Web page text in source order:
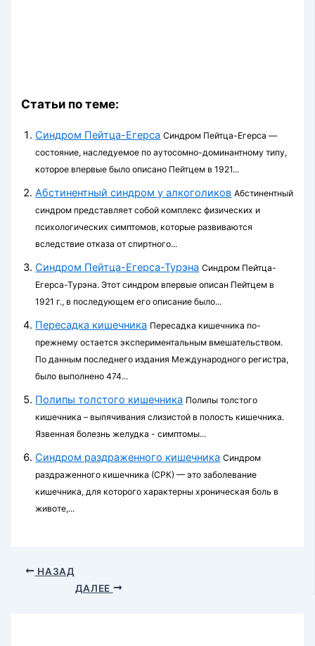
Статьи по теме:
Синдром Пейтца-Егерса Синдром Пейтца-Егерса —
состояние, насле­дуемое по аутосомно-доминантному типу,
которое впервые было описано Пейтцем в 1921...
Абстинентный синдром у алкоголиков Абстинентный
синдром представляет собой комплекс физических и
психологических симптомов, которые развиваются
вследствие отказа от спиртного...
Синдром Пейтца-Егерса-Турэна Синдром Пейтца-
Егерса-Турэна. Этот синдром впервые описан Пейтцем в
1921 г., в последующем его описание было...
Пересадка кишечника Пересадка кишечника по-
прежнему остает­ся экспериментальным вмешательством.
По данным последнего издания Международного регистра,
было выполнено 474...
Полипы толстого кишечника Полипы толстого
кишечника – выпячивания слизистой в полость кишечника.
Язвенная болезнь желудка - симптомы...
Синдром раздраженного кишечника Синдром
раздраженного кишечника (СРК) — это заболевание
кишечника, для которого характерны хроническая боль в
животе,...
НАЗАД
ДАЛЕЕ